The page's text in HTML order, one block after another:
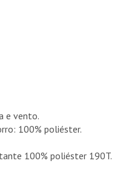
e vento.
100% poliéster.
100% poliéster 190T.